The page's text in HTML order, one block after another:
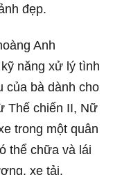
đẹp.
Anh
năng xử lý tình
của bà dành cho
Thế chiến II, Nữ
trong một quân
thể chữa và lái
xe tải.